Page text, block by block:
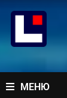
содержимому
МЕНЮ